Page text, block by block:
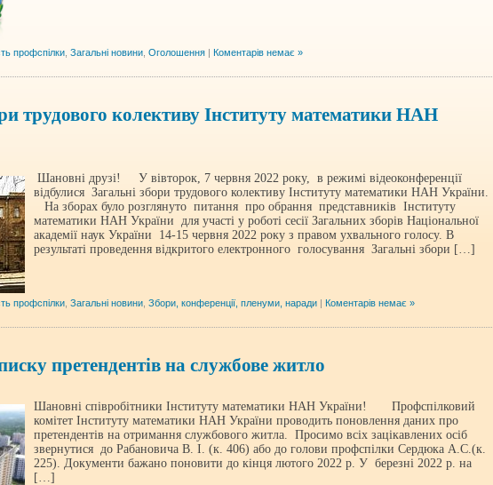
профспілки Загальні новини Оголошення | Коментарів немає »
трудового колективу Інституту математики НАН
Шановні друзі! У вівторок, 7 червня 2022 року, в режимі відеоконференції
відбулися Загальні збори трудового колективу Інституту математики НАН України.
На зборах було розглянуто питання про обрання представників Інституту
математики НАН України для участі у роботі сесії Загальних зборів Національної
академії наук України 14-15 червня 2022 року з правом ухвального голосу. В
результаті проведення відкритого електронного голосування Загальні збори […]
профспілки Загальні новини Збори, конференції, пленуми, наради | Коментарів немає »
претендентів на службове житло
Шановні співробітники Інституту математики НАН України! Профспілковий
комітет Інституту математики НАН України проводить поновлення даних про
претендентів на отримання службового житла. Просимо всіх зацікавлених осіб
звернутися до Рабановича В. І. (к. 406) або до голови профспілки Сердюка А.С.(к.
225). Документи бажано поновити до кінця лютого 2022 р. У березні 2022 р. на
[…]